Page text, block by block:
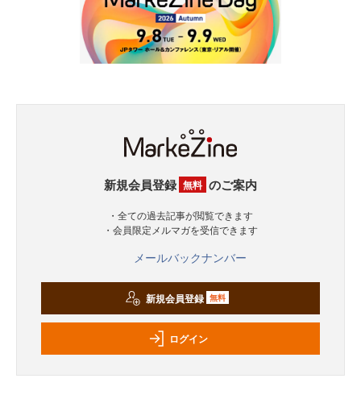
新規会員登録 無料 のご案内
・全ての過去記事が閲覧できます
・会員限定メルマガを受信できます
メールバックナンバー
新規会員登録 無料
ログイン